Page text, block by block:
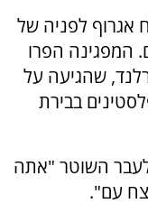
אגרוף לפניה של
המפגינה הפרו
שהגיעה על
בבירת
השוטר "אתה
עם".